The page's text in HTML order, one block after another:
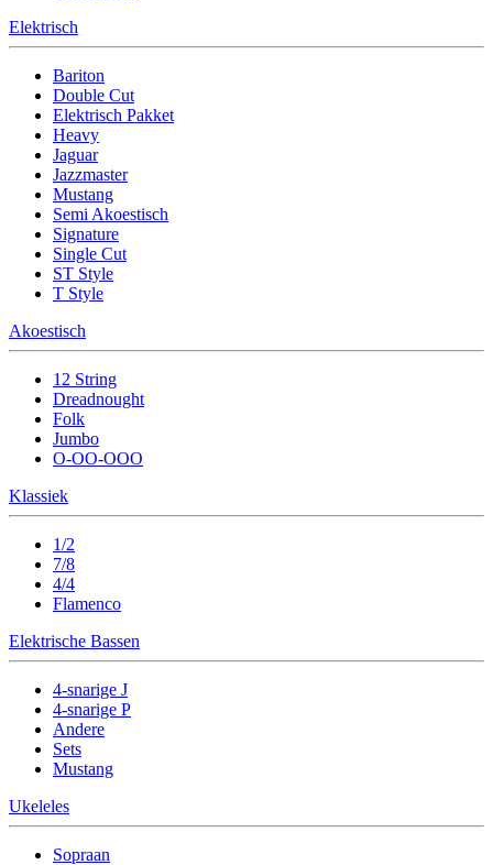
Elektrisch
Bariton
Double Cut
Elektrisch Pakket
Heavy
Jaguar
Jazzmaster
Mustang
Semi Akoestisch
Signature
Single Cut
ST Style
T Style
Akoestisch
12 String
Dreadnought
Folk
Jumbo
O-OO-OOO
Klassiek
1/2
7/8
4/4
Flamenco
Elektrische Bassen
4-snarige J
4-snarige P
Andere
Sets
Mustang
Ukeleles
Sopraan